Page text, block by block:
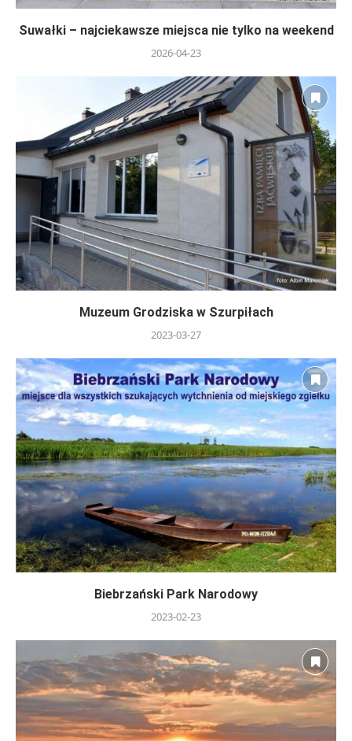
Suwałki – najciekawsze miejsca nie tylko na weekend
2026-04-23
Muzeum Grodziska w Szurpiłach
2023-03-27
Biebrzański Park Narodowy
2023-02-23